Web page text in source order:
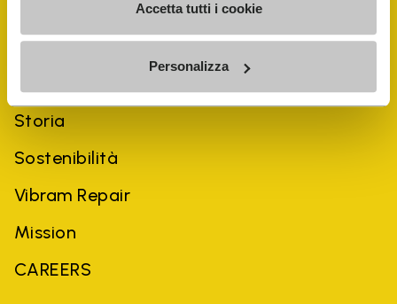
Accetta tutti i cookie
Personalizza
Storia
Sostenibilità
Vibram Repair
Mission
CAREERS